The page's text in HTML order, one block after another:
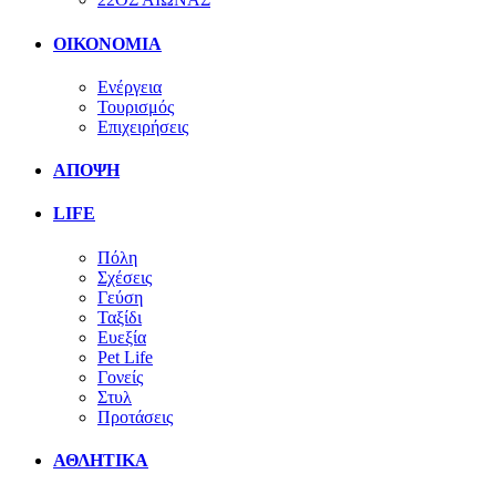
ΟΙΚΟΝΟΜΙΑ
Ενέργεια
Τουρισμός
Επιχειρήσεις
ΑΠΟΨΗ
LIFE
Πόλη
Σχέσεις
Γεύση
Ταξίδι
Ευεξία
Pet Life
Γονείς
Στυλ
Προτάσεις
ΑΘΛΗΤΙΚΑ